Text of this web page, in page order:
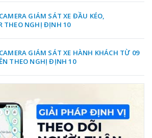
GIÁM SÁT XE ĐẦU KÉO,
THEO NGHỊ ĐỊNH 10
GIÁM SÁT XE HÀNH KHÁCH TỪ 09
THEO NGHỊ ĐỊNH 10